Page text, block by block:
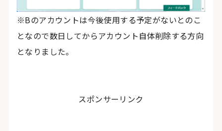
※Bのアカウントは今後使用する予定がないとのこ
となので数日してからアカウント自体削除する方向
となりました。
スポンサーリンク